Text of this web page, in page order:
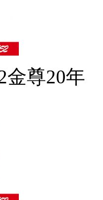
金尊20年